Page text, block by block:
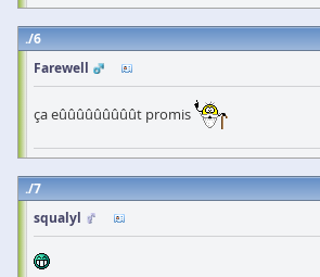
6
Farewell
ça eûûûûûûûûût promis
7
squalyl